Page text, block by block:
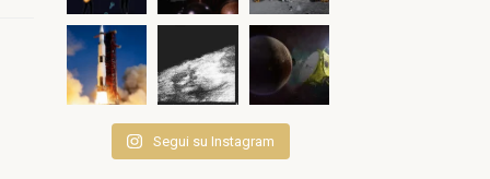
Segui su Instagram